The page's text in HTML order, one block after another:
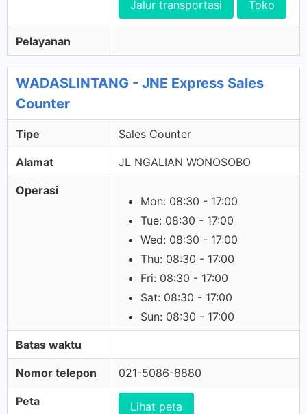
Jalur transportasi Toko
Pelayanan
WADASLINTANG - JNE Express Sales
Counter
Tipe Sales Counter
Alamat JL NGALIAN WONOSOBO
Operasi
Mon: 08:30 - 17:00
Tue: 08:30 - 17:00
Wed: 08:30 - 17:00
Thu: 08:30 - 17:00
Fri: 08:30 - 17:00
Sat: 08:30 - 17:00
Sun: 08:30 - 17:00
Batas waktu
Nomor telepon 021-5086-8880
Peta Lihat peta